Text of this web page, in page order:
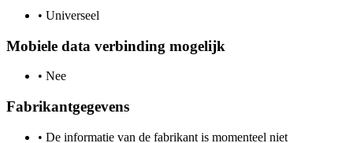
• Universeel
Mobiele data verbinding mogelijk
• Nee
Fabrikantgegevens
• De informatie van de fabrikant is momenteel niet